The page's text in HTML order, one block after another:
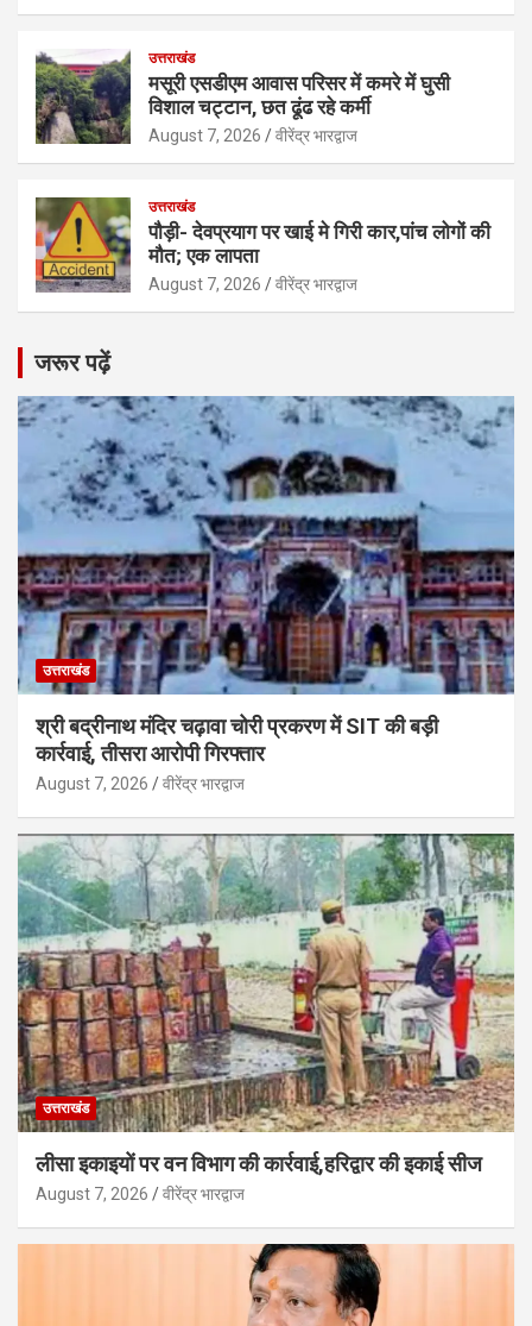
उत्तराखंड
मसूरी एसडीएम आवास परिसर में कमरे में घुसी
विशाल चट्टान, छत ढूंढ रहे कर्मी
August 7, 2026 वीरेंद्र भारद्वाज
उत्तराखंड
पौड़ी- देवप्रयाग पर खाई मे गिरी कार,पांच लोगों की
मौत; एक लापता
August 7, 2026 वीरेंद्र भारद्वाज
जरूर पढ़ें
उत्तराखंड
श्री बद्रीनाथ मंदिर चढ़ावा चोरी प्रकरण में SIT की बड़ी
कार्रवाई, तीसरा आरोपी गिरफ्तार
August 7, 2026 वीरेंद्र भारद्वाज
उत्तराखंड
लीसा इकाइयों पर वन विभाग की कार्रवाई,हरिद्वार की इकाई सीज
August 7, 2026 वीरेंद्र भारद्वाज